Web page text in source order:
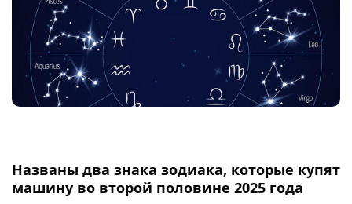
Названы два знака зодиака, которые купят
машину во второй половине 2025 года